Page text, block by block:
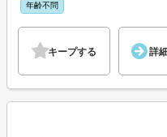
年齢不問
キープする 詳